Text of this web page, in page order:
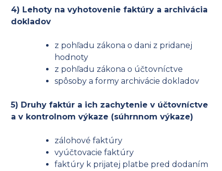
4) Lehoty na vyhotovenie faktúry a archivácia
dokladov
z pohľadu zákona o dani z pridanej
hodnoty
z pohľadu zákona o účtovníctve
spôsoby a formy archivácie dokladov
5) Druhy faktúr a ich zachytenie v účtovníctve
a v kontrolnom výkaze (súhrnnom výkaze)
zálohové faktúry
vyúčtovacie faktúry
faktúry k prijatej platbe pred dodaním